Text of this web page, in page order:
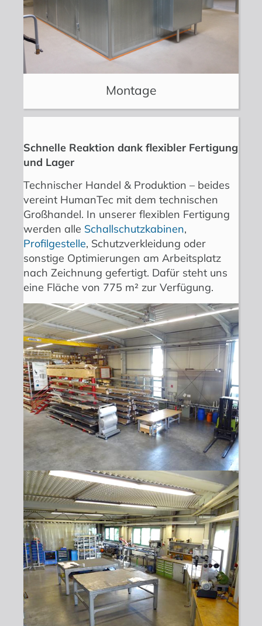
Montage
Schnelle Reaktion dank flexibler Fertigung
und Lager
Technischer Handel & Produktion – beides
vereint HumanTec mit dem technischen
Großhandel. In unserer flexiblen Fertigung
werden alle Schallschutzkabinen,
Profilgestelle, Schutzverkleidung oder
sonstige Optimierungen am Arbeitsplatz
nach Zeichnung gefertigt. Dafür steht uns
eine Fläche von 775 m² zur Verfügung.